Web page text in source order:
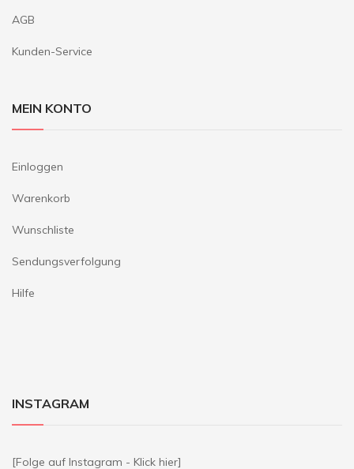
AGB
Kunden-Service
MEIN KONTO
Einloggen
Warenkorb
Wunschliste
Sendungsverfolgung
Hilfe
INSTAGRAM
[Folge auf Instagram - Klick hier]